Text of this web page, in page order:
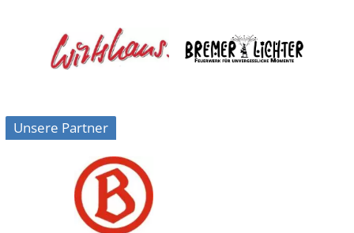
Unsere Partner